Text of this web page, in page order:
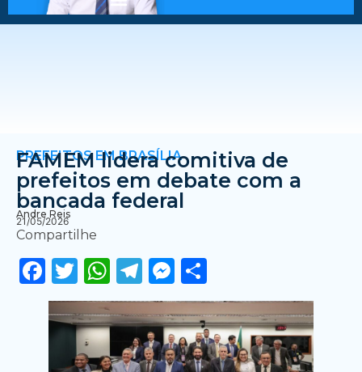
PREFEITOS EM BRASÍLIA
FAMEM lidera comitiva de
prefeitos em debate com a
bancada federal
Andre Reis
21/05/2026
Compartilhe
Facebook
Twitter
WhatsApp
Telegram
Messenger